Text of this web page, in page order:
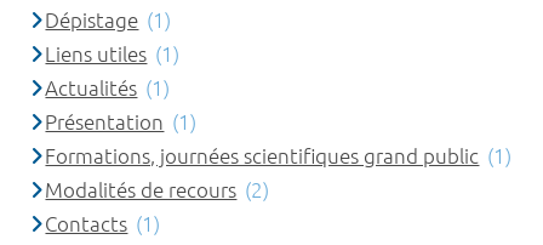
Dépistage (1)
Liens utiles (1)
Actualités (1)
Présentation (1)
Formations, journées scientifiques grand public (1)
Modalités de recours (2)
Contacts (1)